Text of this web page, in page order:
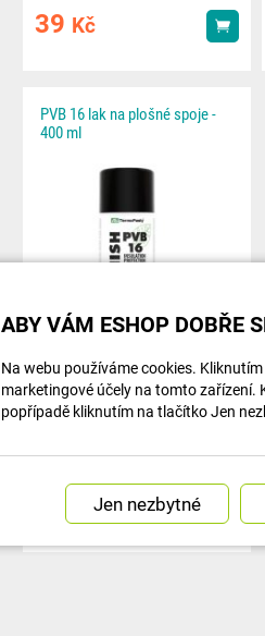
ABY VÁM ESHOP DOBŘE
Na webu používáme cookies.
marketingové účely na tomto
popřípadě kliknutím na tlačítko Jen
39 Kč Koupit
PVB 16 lak na plošné spoje -
400 ml
Průhledný ochranný lak pro plošné
spoje a elektroniku.
Kč